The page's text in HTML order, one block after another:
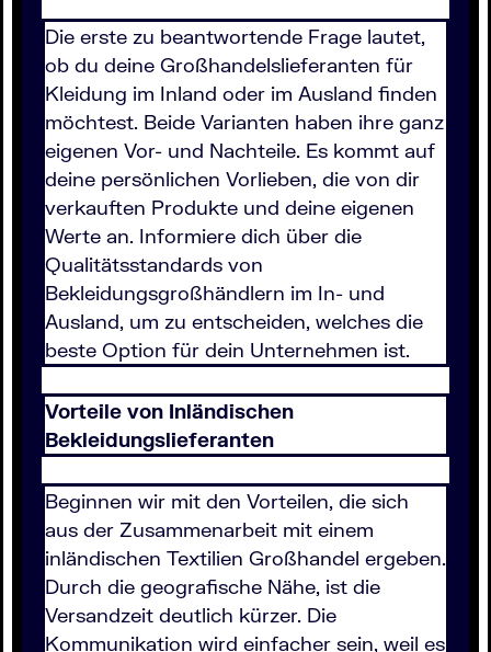
Die erste zu beantwortende Frage lautet,
ob du deine Großhandelslieferanten für
Kleidung im Inland oder im Ausland finden
möchtest. Beide Varianten haben ihre ganz
eigenen Vor- und Nachteile. Es kommt auf
deine persönlichen Vorlieben, die von dir
verkauften Produkte und deine eigenen
Werte an. Informiere dich über die
Qualitätsstandards von
Bekleidungsgroßhändlern im In- und
Ausland, um zu entscheiden, welches die
beste Option für dein Unternehmen ist.
Vorteile von Inländischen
Bekleidungslieferanten
Beginnen wir mit den Vorteilen, die sich
aus der Zusammenarbeit mit einem
inländischen Textilien Großhandel ergeben.
Durch die geografische Nähe, ist die
Versandzeit deutlich kürzer. Die
Kommunikation wird einfacher sein, weil es